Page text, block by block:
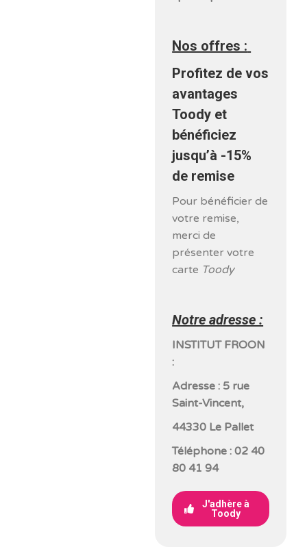
Nos offres :
Profitez de vos
avantages
Toody et
bénéficiez
jusqu’à -15%
de remise
Pour bénéficier de
votre remise,
merci de
présenter votre
carte Toody
Notre adresse :
INSTITUT FROON
:
Adresse : 5 rue
Saint-Vincent,
44330 Le Pallet
Téléphone : 02 40
80 41 94
J'adhère à
Toody